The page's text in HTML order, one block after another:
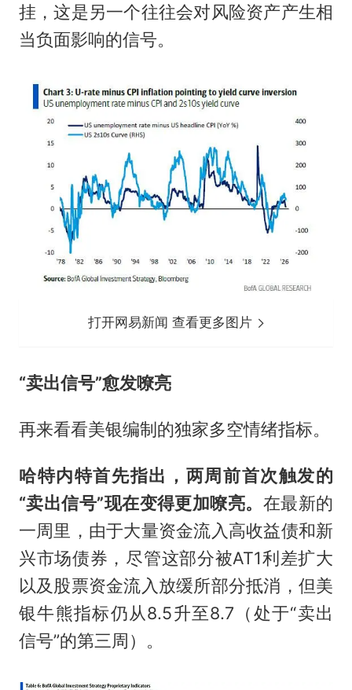
挂，这是另一个往往会对风险资产产生相
当负面影响的信号。
打开网易新闻 查看更多图片
“卖出信号”愈发嘹亮
再来看看美银编制的独家多空情绪指标。
哈特内特首先指出，两周前首次触发的
“卖出信号”现在变得更加嘹亮。 在最新的
一周里，由于大量资金流入高收益债和新
兴市场债券，尽管这部分被AT1利差扩大
以及股票资金流入放缓所部分抵消，但美
银牛熊指标仍从8.5升至8.7（处于“卖出
信号”的第三周）。